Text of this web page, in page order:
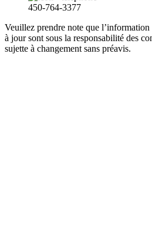
450-764-3377
Veuillez prendre note que l’information
à jour sont sous la responsabilité des
sujette à changement sans préavis.